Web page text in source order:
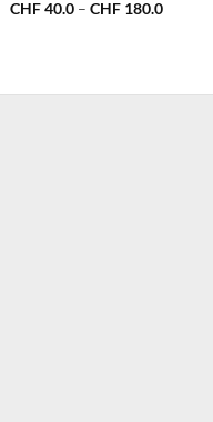
CHF40.0 – CHF180.0